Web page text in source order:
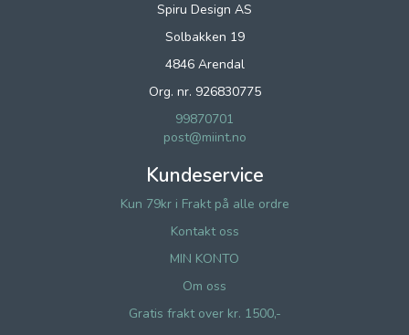
Spiru Design AS
Solbakken 19
4846 Arendal
Org. nr. 926830775
99870701
post@miint.no
Kundeservice
Kun 79kr i Frakt på alle ordre
Kontakt oss
MIN KONTO
Om oss
Gratis frakt over kr. 1500,-